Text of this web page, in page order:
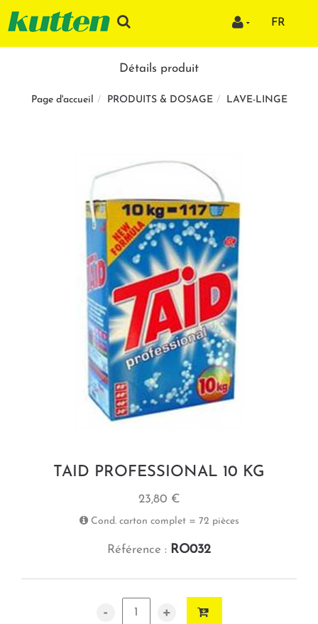
FR
Détails produit
Page d'accueil PRODUITS & DOSAGE LAVE-LINGE
TAID PROFESSIONAL 10 KG
23,80 €
Cond. carton complet = 72 pièces
Référence : RO032
- +